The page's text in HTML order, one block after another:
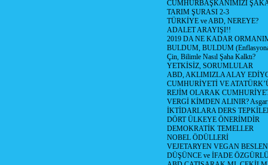
CUMHURBAŞKANIMIZI
TARIM ŞURASI 2-3
TÜRKİYE ve ABD, NEREYE?
ADALET ARAYIŞI!!
2019 DA NE KADAR
BULDUM, BULDUM
Çin, Bilimle Nasıl Şaha Kalktı?
YETKİSİZ, SORUMLULAR
ABD, AKLIMIZLA ALAY
CUMHURİYETİ VE
REJİM OLARAK
VERGİ KİMDEN ALINIR?
İKTİDARLARA DERS
DÖRT ÜLKEYE ÖNERİMDİR
DEMOKRATİK TEMELLER
NOBEL ÖDÜLLERİ
VEJETARYEN VEGAN
DÜŞÜNCE ve İFADE